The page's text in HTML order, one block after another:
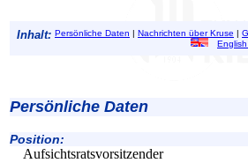
Inhalt: Persönliche Daten | Nachrichten über Kruse |
Persönliche Daten
Position:
Aufsichtsratsvorsitzender